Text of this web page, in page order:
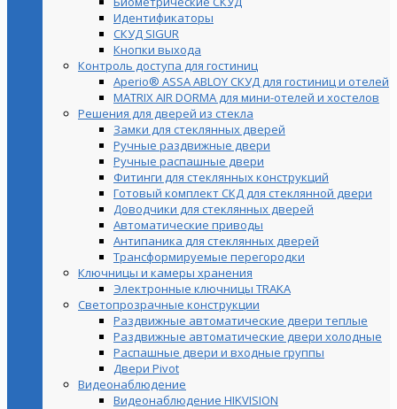
Идентификаторы
СКУД SIGUR
Кнопки выхода
Контроль доступа для гостиниц
Aperio® ASSA ABLOY СКУД для гостиниц и отелей
MATRIX AIR DORMA для мини-отелей и хостелов
Решения для дверей из стекла
Замки для стеклянных дверей
Ручные раздвижные двери
Ручные распашные двери
Фитинги для стеклянных конструкций
Готовый комплект СКД для стеклянной двери
Доводчики для стеклянных дверей
Автоматические приводы
Антипаника для стеклянных дверей
Трансформируемые перегородки
Ключницы и камеры хранения
Электронные ключницы TRAKA
Светопрозрачные конструкции
Раздвижные автоматические двери теплые
Раздвижные автоматические двери холодные
Распашные двери и входные группы
Двери Pivot
Видеонаблюдение
Видеонаблюдение HIKVISION